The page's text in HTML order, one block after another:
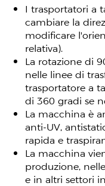
I trasportatori a
cambiare la
modificare
relativa).
La rotazione di
nelle linee di
trasportatore a
di 360 gradi se
La macchina è
anti-UV,
rapida e
La macchina
produzione,
e in altri settori